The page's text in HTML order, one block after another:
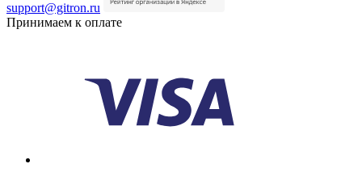
support@gitron.ru
Принимаем к оплате